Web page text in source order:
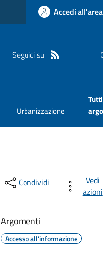
Accedi
Seguici su
Urbanizzazione
Condividi
Vedi
azioni
Argomenti
Accesso all'informazione